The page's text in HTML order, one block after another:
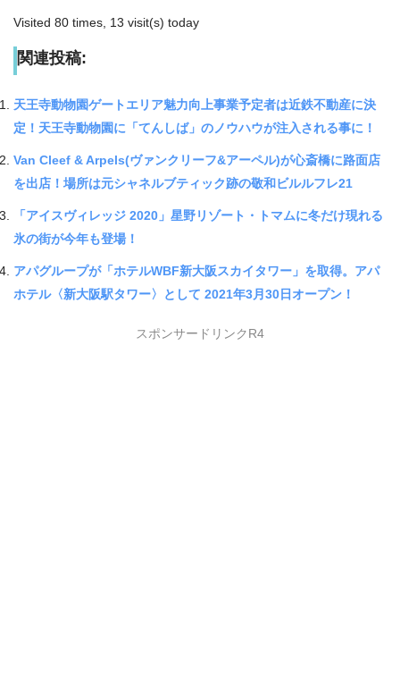
Visited 80 times, 13 visit(s) today
関連投稿:
天王寺動物園ゲートエリア魅力向上事業予定者は近鉄不動産に決
定！天王寺動物園に「てんしば」のノウハウが注入される事に！
Van Cleef & Arpels(ヴァンクリーフ&アーペル)が心斎橋に路面店
を出店！場所は元シャネルブティック跡の敬和ビルルフレ21
「アイスヴィレッジ 2020」星野リゾート・トマムに冬だけ現れる
氷の街が今年も登場！
アパグループが「ホテルWBF新大阪スカイタワー」を取得。アパ
ホテル〈新大阪駅タワー〉として 2021年3月30日オープン！
スポンサードリンクR4